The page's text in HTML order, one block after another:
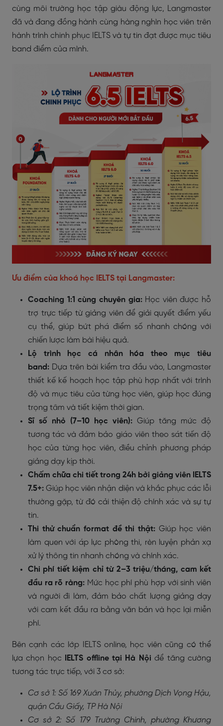
cùng môi trường học tập giàu động lực, Langmaster
đã và đang đồng hành cùng hàng nghìn học viên trên
hành trình chinh phục IELTS và tự tin đạt được mục tiêu
band điểm của mình.
Ưu điểm của khoá học IELTS tại Langmaster:
Coaching 1:1 cùng chuyên gia: Học viên được hỗ
trợ trực tiếp từ giảng viên để giải quyết điểm yếu
cụ thể, giúp bứt phá điểm số nhanh chóng với
chiến lược làm bài hiệu quả.
Lộ trình học cá nhân hóa theo mục tiêu
band: Dựa trên bài kiểm tra đầu vào, Langmaster
thiết kế kế hoạch học tập phù hợp nhất với trình
độ và mục tiêu của từng học viên, giúp học đúng
trọng tâm và tiết kiệm thời gian.
Sĩ số nhỏ (7–10 học viên): Giúp tăng mức độ
tương tác và đảm bảo giáo viên theo sát tiến độ
học của từng học viên, điều chỉnh phương pháp
giảng dạy kịp thời.
Chấm chữa chi tiết trong 24h bởi giảng viên IELTS
7.5+: Giúp học viên nhận diện và khắc phục các lỗi
thường gặp, từ đó cải thiện độ chính xác và sự tự
tin.
Thi thử chuẩn format đề thi thật: Giúp học viên
làm quen với áp lực phòng thi, rèn luyện phản xạ
xử lý thông tin nhanh chóng và chính xác.
Chi phí tiết kiệm chỉ từ 2–3 triệu/tháng, cam kết
đầu ra rõ ràng: Mức học phí phù hợp với sinh viên
và người đi làm, đảm bảo chất lượng giảng dạy
với cam kết đầu ra bằng văn bản và học lại miễn
phí.
Bên cạnh các lớp IELTS online, học viên cũng có thể
lựa chọn học
IELTS offline tại Hà Nội để tăng cường
tương tác trực tiếp, với 3 cơ sở:
Cơ sở 1: Số 169 Xuân Thủy, phường Dịch Vọng Hậu,
quận Cầu Giấy, TP Hà Nội
Cơ sở 2: Số 179 Trường Chinh, phường Khương